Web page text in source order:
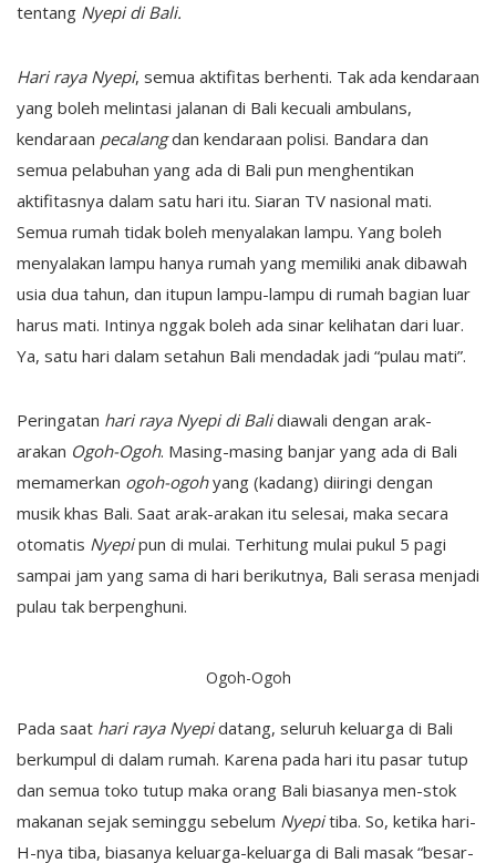
tentang Nyepi di Bali.
Hari raya Nyepi, semua aktifitas berhenti. Tak ada kendaraan
yang boleh melintasi jalanan di Bali kecuali ambulans,
kendaraan pecalangdan kendaraan polisi. Bandara dan
semua pelabuhan yang ada di Bali pun menghentikan
aktifitasnya dalam satu hari itu. Siaran TV nasional mati.
Semua rumah tidak boleh menyalakan lampu. Yang boleh
menyalakan lampu hanya rumah yang memiliki anak dibawah
usia dua tahun, dan itupun lampu-lampu di rumah bagian luar
harus mati. Intinya nggak boleh ada sinar kelihatan dari luar.
Ya, satu hari dalam setahun Bali mendadak jadi “pulau mati”.
Peringatan hari raya Nyepi di Balidiawali dengan arak-
arakan Ogoh-Ogoh. Masing-masing banjar yang ada di Bali
memamerkan ogoh-ogohyang (kadang) diiringi dengan
musik khas Bali. Saat arak-arakan itu selesai, maka secara
otomatis Nyepipun di mulai. Terhitung mulai pukul 5 pagi
sampai jam yang sama di hari berikutnya, Bali serasa menjadi
pulau tak berpenghuni.
Ogoh-Ogoh
Pada saat hari raya Nyepidatang, seluruh keluarga di Bali
berkumpul di dalam rumah. Karena pada hari itu pasar tutup
dan semua toko tutup maka orang Bali biasanya men-stok
makanan sejak seminggu sebelum Nyepitiba. So, ketika hari-
H-nya tiba, biasanya keluarga-keluarga di Bali masak “besar-